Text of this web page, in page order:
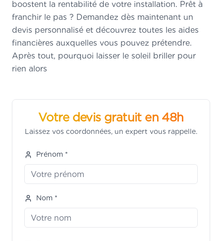
boostent la rentabilité de votre installation. Prêt à
franchir le pas ? Demandez dès maintenant un
devis personnalisé et découvrez toutes les aides
financières auxquelles vous pouvez prétendre.
Après tout, pourquoi laisser le soleil briller pour
rien alors
Votre devis gratuit en 48h
Laissez vos coordonnées, un expert vous rappelle.
Prénom *
Nom *